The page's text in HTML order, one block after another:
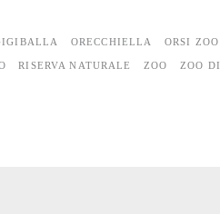
ORECCHIELLA ORSI ZOO
RISERVA NATURALE ZOO ZOO DI